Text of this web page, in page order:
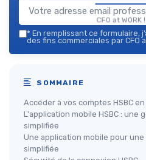
CFO at WORK
* En remplissant ce formulaire,
des fins commerciales par CFO
SOMMAIRE
Accéder à vos comptes HSBC
L'application mobile HSBC : une
simplifiée
Une application mobile pour
simplifiée